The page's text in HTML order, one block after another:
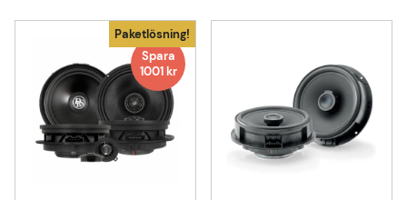
Paketlösning!
Spara
1001 kr